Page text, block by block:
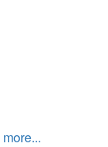
more...